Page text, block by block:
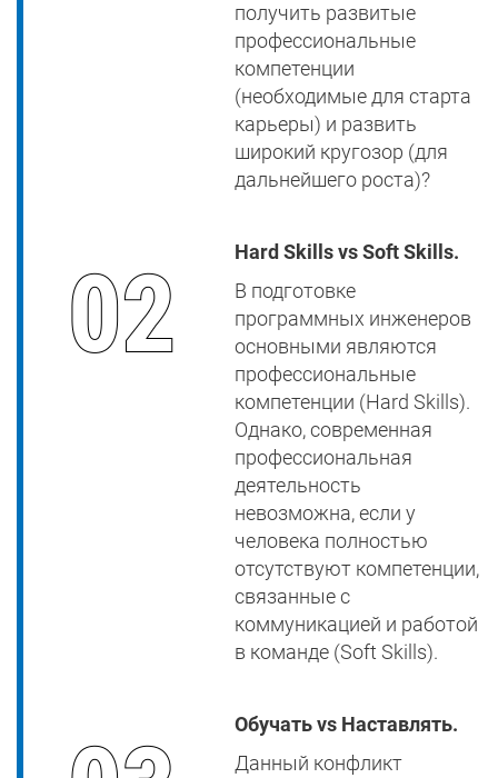
получить развитые
профессиональные
компетенции
(необходимые для старта
карьеры) и развить
широкий кругозор (для
дальнейшего роста)?
Hard Skills vs Soft Skills.
В подготовке
программных инженеров
основными являются
профессиональные
компетенции (Hard Skills).
Однако, современная
профессиональная
деятельность
невозможна, если у
человека полностью
отсутствуют компетенции,
связанные с
коммуникацией и работой
в команде (Soft Skills).
Обучать vs Наставлять.
Данный конфликт